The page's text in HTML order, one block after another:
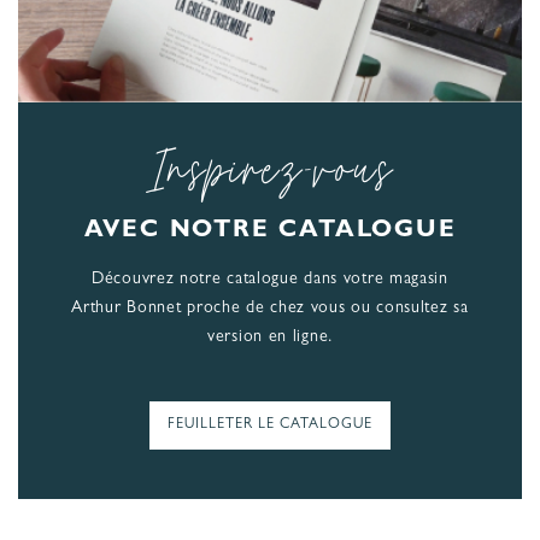
Inspirez-vous
AVEC NOTRE CATALOGUE
Découvrez notre catalogue dans votre magasin
Arthur Bonnet proche de chez vous ou consultez sa
version en ligne.
FEUILLETER LE CATALOGUE